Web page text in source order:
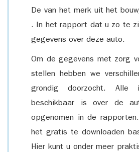
De van het merk uit het
. In het rapport dat u zo te
gegevens over deze auto.
Om de gegevens met zorg
stellen hebben we
grondig doorzocht. Alle
beschikbaar is over de
opgenomen in de
het gratis te downloaden
Hier kunt u onder meer